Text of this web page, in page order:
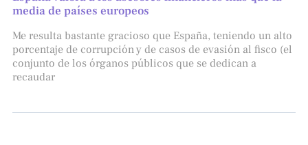
media de países europeos
Me resulta bastante gracioso que España, teniendo un alto
porcentaje de corrupción y de casos de evasión al fisco (el
conjunto de los órganos públicos que se dedican a
recaudar